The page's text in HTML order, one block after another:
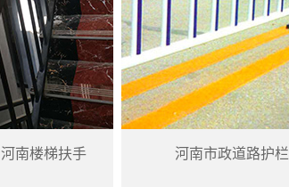
河南楼梯扶手 河南市政道路护栏